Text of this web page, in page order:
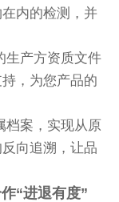
内的检测，并
生产方资质文件
，为您产品的
档案，实现从原
向追溯，让品
“进退有度”